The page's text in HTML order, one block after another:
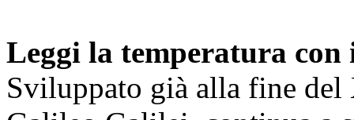
Leggi la temperatura
Sviluppato già alla fine